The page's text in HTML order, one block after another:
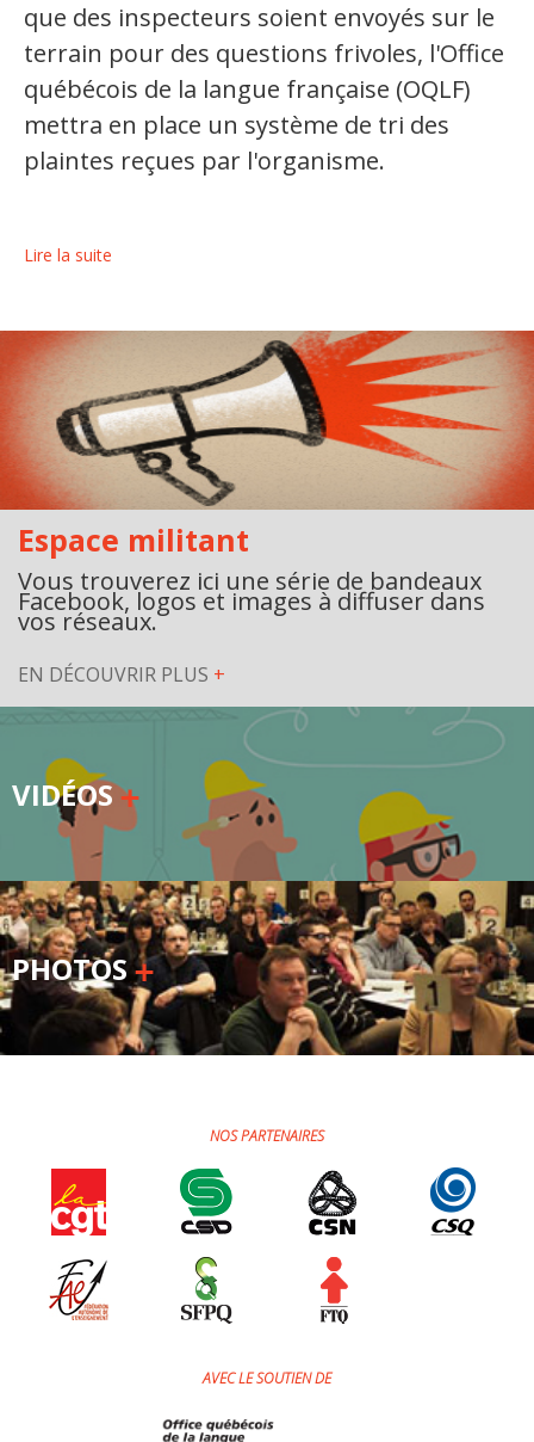
que des inspecteurs soient envoyés sur le
terrain pour des questions frivoles, l'Office
québécois de la langue française (OQLF)
mettra en place un système de tri des
plaintes reçues par l'organisme.
Lire la suite
Espace militant
Vous trouverez ici une série de bandeaux
Facebook, logos et images à diffuser dans
vos réseaux.
EN DÉCOUVRIR PLUS +
VIDÉOS
PHOTOS
NOS PARTENAIRES
AVEC LE SOUTIEN DE